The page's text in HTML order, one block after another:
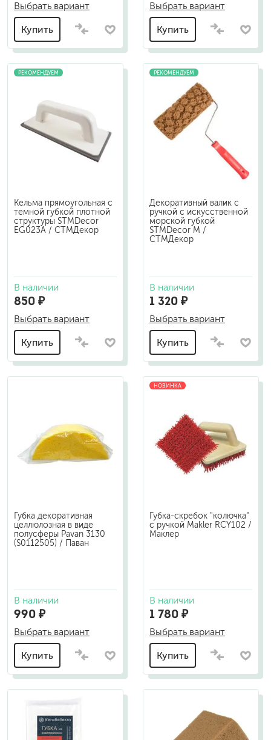
Выбрать вариант
Купить
Выбрать вариант
Купить
РЕКОМЕНДУЕМ
Кельма прямоугольная с
темной губкой плотной
структуры STMDecor
EG023A / СТМДекор
В наличии
850 ₽
Выбрать вариант
Купить
РЕКОМЕНДУЕМ
Декоративный валик с
ручкой с искусственной
морской губкой
STMDecor M /
СТМДекор
В наличии
1 320 ₽
Выбрать вариант
Купить
Губка декоративная
целлюлозная в виде
полусферы Pavan 3130
(S0112505) / Паван
В наличии
990 ₽
Выбрать вариант
Купить
НОВИНКА
Губка-скребок "колючка"
с ручкой Makler RCY102 /
Маклер
В наличии
1 780 ₽
Выбрать вариант
Купить